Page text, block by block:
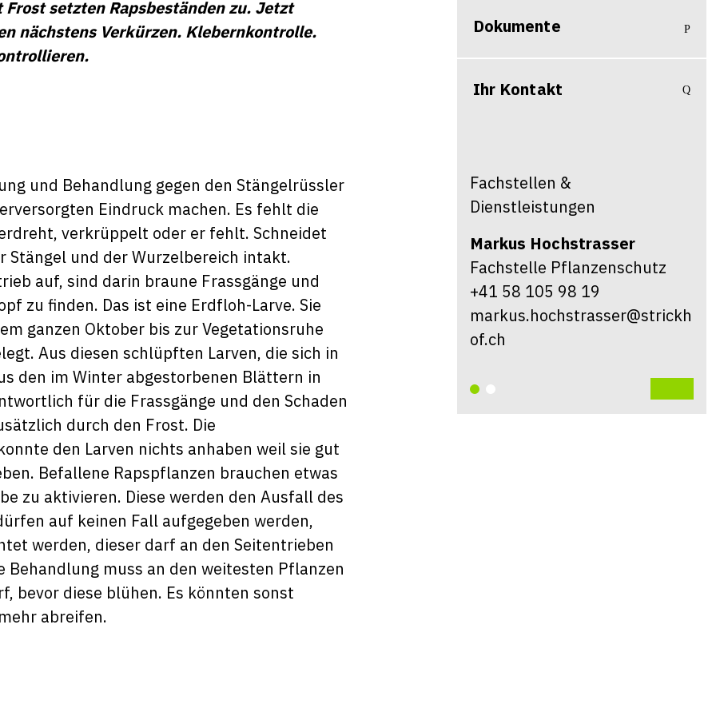
setzten Rapsbeständen zu. Jetzt
nächstens Verkürzen. Klebernkontrolle.
und Behandlung gegen den Stängelrüssler
Eindruck machen. Es fehlt die
verkrüppelt oder er fehlt. Schneidet
Stängel und der Wurzelbereich intakt.
auf, sind darin braune Frassgänge und
zu finden. Das ist eine Erdfloh-Larve. Sie
ganzen Oktober bis zur Vegetationsruhe
Aus diesen schlüpften Larven, die sich in
den im Winter abgestorbenen Blättern in
für die Frassgänge und den Schaden
durch den Frost. Die
den Larven nichts anhaben weil sie gut
Befallene Rapspflanzen brauchen etwas
zu aktivieren. Diese werden den Ausfall des
auf keinen Fall aufgegeben werden,
werden, dieser darf an den Seitentrieben
Behandlung muss an den weitesten Pflanzen
bevor diese blühen. Es könnten sonst
abreifen.
Dokumente
Ihr Kontakt
Fachstellen &
Dienstleistungen
Markus Hochstrasser
Fachstelle Pflanzenschutz
+41 58 105 98 19
markus.hochstrasser@strickh
of.ch